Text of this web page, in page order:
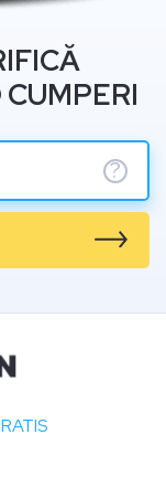
?